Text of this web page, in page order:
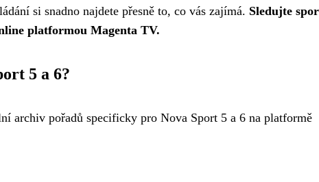
si snadno najdete přesně to, co vás zajímá. Sledujte
platformou Magenta TV.
5 a 6?
archiv pořadů specificky pro Nova Sport 5 a 6 na platformě